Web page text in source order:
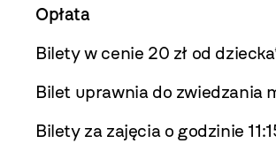
Opłata
Bilety w cenie 20 zł od
Bilet uprawnia do zwiedzania
Bilety za zajęcia o godzinie